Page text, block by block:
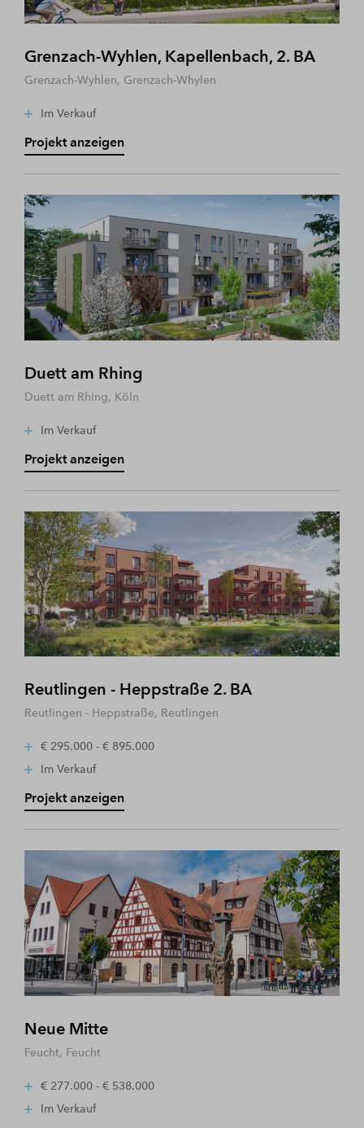
Grenzach-Wyhlen, Kapellenbach, 2. BA
Grenzach-Wyhlen, Grenzach-Whylen
Im Verkauf
Projekt anzeigen
Duett am Rhing
Duett am Rhing, Köln
Im Verkauf
Projekt anzeigen
Reutlingen - Heppstraße 2. BA
Reutlingen - Heppstraße, Reutlingen
€ 295.000 - € 895.000
Im Verkauf
Projekt anzeigen
Neue Mitte
Feucht, Feucht
€ 277.000 - € 538.000
Im Verkauf